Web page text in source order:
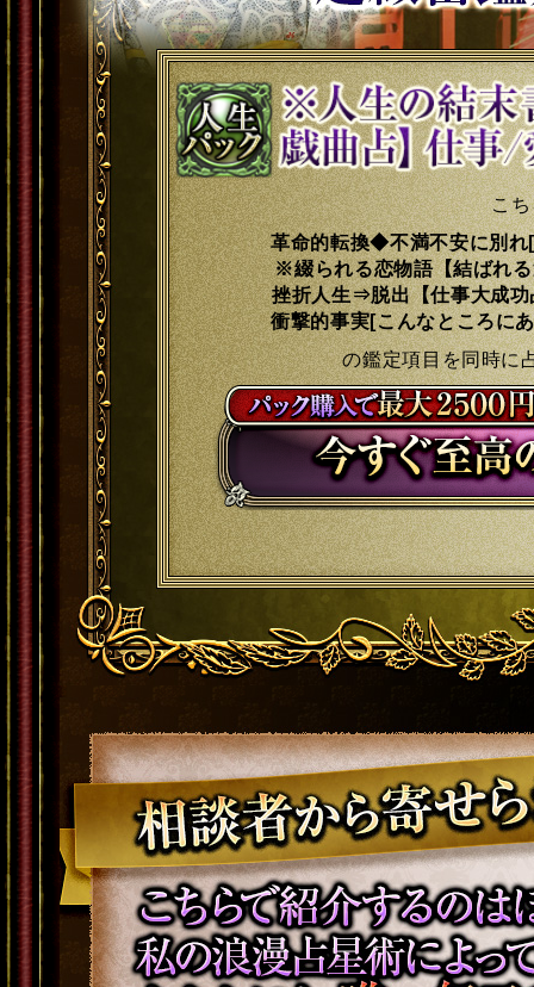
こ
革命的転換◆不満不安に別れ
※綴られる恋物語【結ばれ
挫折人生⇒脱出【仕事大成功
衝撃的事実[こんなところに
の鑑定項目を同時に